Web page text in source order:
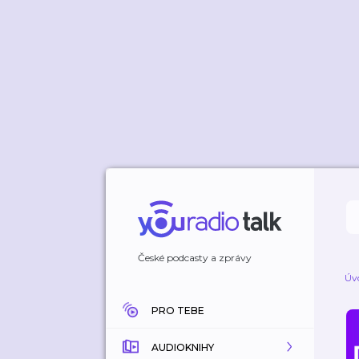
České podcasty a zprávy
PRO TEBE
AUDIOKNIHY